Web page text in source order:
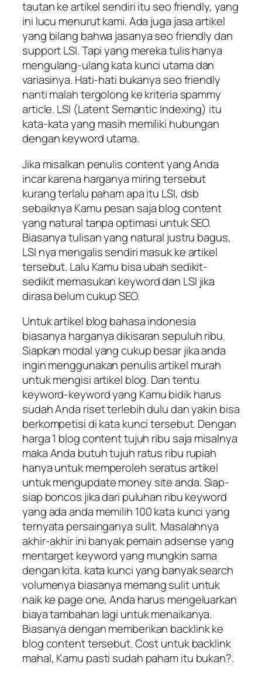
tautan ke artikel sendiri itu seo friendly, yang
ini lucu menurut kami. Ada juga jasa artikel
yang bilang bahwa jasanya seo friendly dan
support LSI. Tapi yang mereka tulis hanya
mengulang-ulang kata kunci utama dan
variasinya. Hati-hati bukanya seo friendly
nanti malah tergolong ke kriteria spammy
article. LSI (Latent Semantic Indexing) itu
kata-kata yang masih memiliki hubungan
dengan keyword utama.
Jika misalkan penulis content yang Anda
incar karena harganya miring tersebut
kurang terlalu paham apa itu LSI, dsb
sebaiknya Kamu pesan saja blog content
yang natural tanpa optimasi untuk SEO.
Biasanya tulisan yang natural justru bagus,
LSI nya mengalis sendiri masuk ke artikel
tersebut. Lalu Kamu bisa ubah sedikit-
sedikit memasukan keyword dan LSI jika
dirasa belum cukup SEO.
Untuk artikel blog bahasa indonesia
biasanya harganya dikisaran sepuluh ribu.
Siapkan modal yang cukup besar jika anda
ingin menggunakan penulis artikel murah
untuk mengisi artikel blog. Dan tentu
keyword-keyword yang Kamu bidik harus
sudah Anda riset terlebih dulu dan yakin bisa
berkompetisi di kata kunci tersebut. Dengan
harga 1 blog content tujuh ribu saja misalnya
maka Anda butuh tujuh ratus ribu rupiah
hanya untuk memperoleh seratus artikel
untuk mengupdate money site anda. Siap-
siap boncos jika dari puluhan ribu keyword
yang ada anda memilih 100 kata kunci yang
ternyata persainganya sulit. Masalahnya
akhir-akhir ini banyak pemain adsense yang
mentarget keyword yang mungkin sama
dengan kita. kata kunci yang banyak search
volumenya biasanya memang sulit untuk
naik ke page one, Anda harus mengeluarkan
biaya tambahan lagi untuk menaikanya.
Biasanya dengan memberikan backlink ke
blog content tersebut. Cost untuk backlink
mahal, Kamu pasti sudah paham itu bukan?.